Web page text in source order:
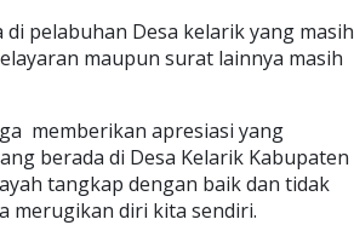
pelabuhan Desa kelarik yang masih
maupun surat lainnya masih
memberikan apresiasi yang
berada di Desa Kelarik Kabupaten
tangkap dengan baik dan tidak
merugikan diri kita sendiri.